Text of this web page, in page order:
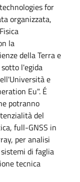
for
organizzata,
la
della Terra e
l'egida
e
Eu". É
potranno
del
full-GNSS in
per analisi
di faglia
tecnica